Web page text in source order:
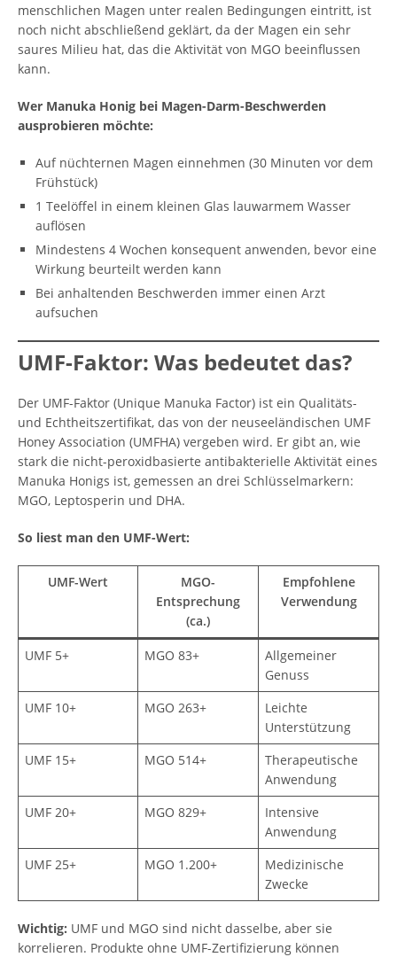
menschlichen Magen unter realen Bedingungen eintritt, ist
noch nicht abschließend geklärt, da der Magen ein sehr
saures Milieu hat, das die Aktivität von MGO beeinflussen
kann.
Wer Manuka Honig bei Magen-Darm-Beschwerden
ausprobieren möchte:
Auf nüchternen Magen einnehmen (30 Minuten vor dem
Frühstück)
1 Teelöffel in einem kleinen Glas lauwarmem Wasser
auflösen
Mindestens 4 Wochen konsequent anwenden, bevor eine
Wirkung beurteilt werden kann
Bei anhaltenden Beschwerden immer einen Arzt
aufsuchen
UMF-Faktor: Was bedeutet das?
Der UMF-Faktor (Unique Manuka Factor) ist ein Qualitäts-
und Echtheitszertifikat, das von der neuseeländischen UMF
Honey Association (UMFHA) vergeben wird. Er gibt an, wie
stark die nicht-peroxidbasierte antibakterielle Aktivität eines
Manuka Honigs ist, gemessen an drei Schlüsselmarkern:
MGO, Leptosperin und DHA.
So liest man den UMF-Wert:
UMF-Wert
MGO-
Entsprechung
(ca.)
Empfohlene
Verwendung
UMF 5+ MGO 83+
Allgemeiner
Genuss
UMF 10+
MGO 263+
Leichte
Unterstützung
UMF 15+
MGO 514+
Therapeutische
Anwendung
UMF 20+
MGO 829+
Intensive
Anwendung
UMF 25+
MGO 1.200+
Medizinische
Zwecke
Wichtig: UMF und MGO sind nicht dasselbe, aber sie
korrelieren. Produkte ohne UMF-Zertifizierung können